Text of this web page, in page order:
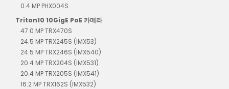
0.4 MP PHX004S
Triton10 10GigE PoE 카메라
47.0 MP TRX470S
24.5 MP TRX245S (IMX53)
24.5 MP TRX246S (IMX540)
20.4 MP TRX204S (IMX531)
20.4 MP TRX205S (IMX541)
16.2 MP TRX162S (IMX532)